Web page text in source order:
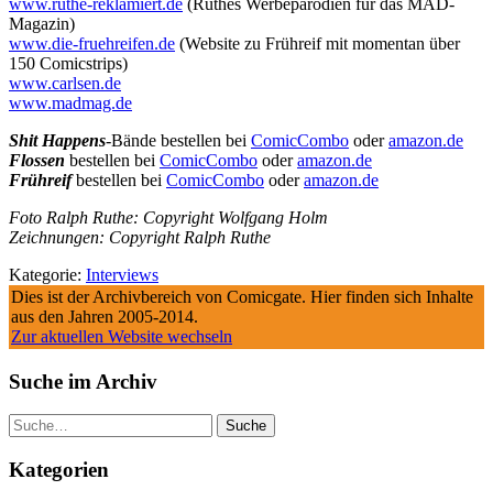
Magazin)
www.die-fruehreifen.de (Website zu Frühreif mit momentan über
150 Comicstrips)
www.carlsen.de
www.madmag.de
Shit Happens-Bände bestellen bei ComicCombo oderamazon.de
Flossen bestellen bei ComicCombo oderamazon.de
Frühreifbestellen bei ComicCombo oderamazon.de
Foto Ralph Ruthe: Copyright Wolfgang Holm
Zeichnungen: Copyright Ralph Ruthe
Kategorie: Interviews
Dies ist der Archivbereich von Comicgate. Hier finden sich Inhalte
aus den Jahren 2005-2014.
Zur aktuellen Website wechseln
Suche im Archiv
Suche
Kategorien